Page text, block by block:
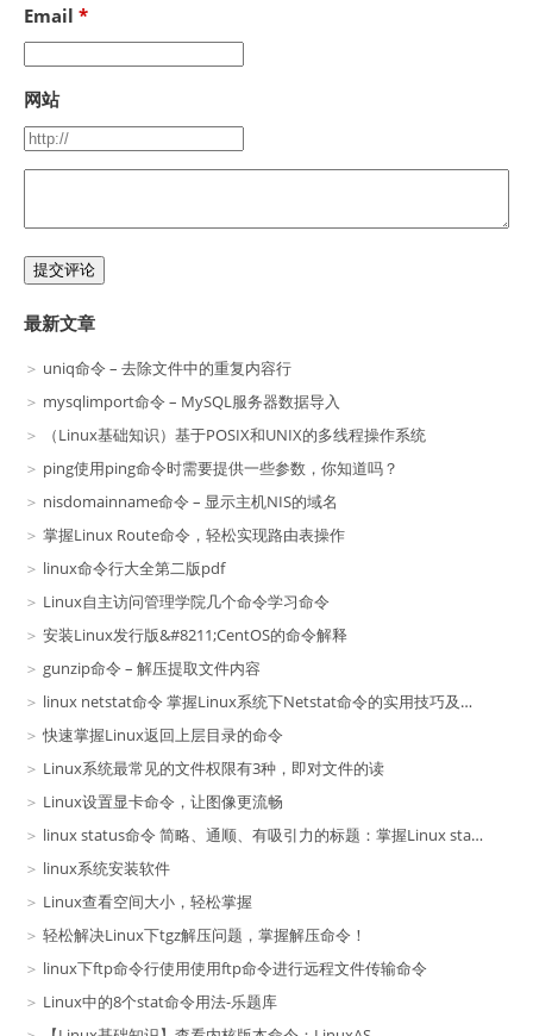
Email
网站
提交评论
最新文章
uniq命令 – 去除文件中的重复内容行
mysqlimport命令 – MySQL服务器数据导入
（Linux基础知识）基于POSIX和UNIX的多线程操作系统
ping使用ping命令时需要提供一些参数，你知道吗？
nisdomainname命令 – 显示主机NIS的域名
掌握Linux Route命令，轻松实现路由表操作
linux命令行大全第二版pdf
Linux自主访问管理学院几个命令学习命令
安装Linux发行版&#8211;CentOS的命令解释
gunzip命令 – 解压提取文件内容
linux netstat命令 掌握Linux系统下Netstat命令的实用技巧及应用场景
快速掌握Linux返回上层目录的命令
Linux系统最常见的文件权限有3种，即对文件的读
Linux设置显卡命令，让图像更流畅
linux status命令 简略、通顺、有吸引力的标题：掌握Linux status命令，轻松了解运行情况
linux系统安装软件
Linux查看空间大小，轻松掌握
轻松解决Linux下tgz解压问题，掌握解压命令！
linux下ftp命令行使用使用ftp命令进行远程文件传输命令
Linux中的8个stat命令用法-乐题库